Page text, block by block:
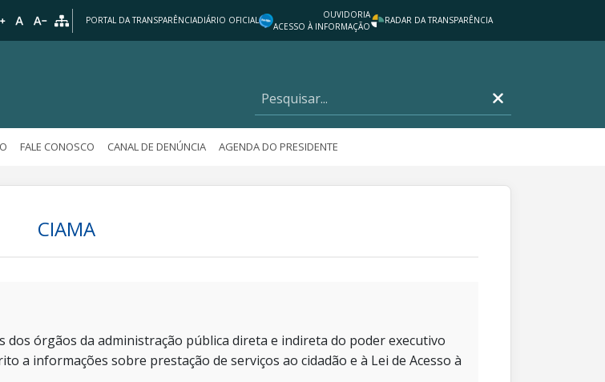
PORTAL DA TRANSPARÊNCIADIÁRIO OFICIAL
OUVIDORIA
ACESSO À INFORMAÇÃO
RADAR DA TRANSPARÊNCIA
FALE CONOSCO CANAL DE DENÚNCIA AGENDA DO PRESIDENTE
CIAMA
dos órgãos da administração pública direta e indireta do poder executivo
a informações sobre prestação de serviços ao cidadão e à Lei de Acesso à